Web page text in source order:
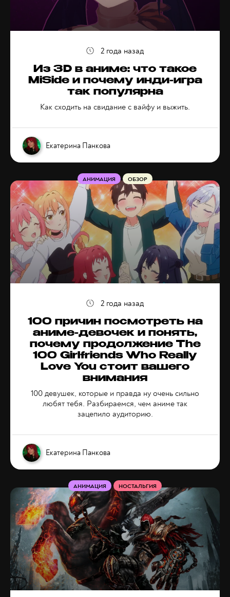
Из 3D в аниме: что такое
MiSide и почему инди-игра
так популярна
Как сходить на свидание с вайфу и выжить.
Екатерина Панкова
2 года назад
100 причин посмотреть на
аниме-девочек и понять,
почему продолжение The
100 Girlfriends Who Really
Love You стоит вашего
внимания
100 девушек, которые и правда ну очень сильно
любят тебя. Разбираемся, чем аниме так
зацепило аудиторию.
АНИМАЦИЯ ОБЗОР
Екатерина Панкова
2 года назад
АНИМАЦИЯ НОСТАЛЬГИЯ